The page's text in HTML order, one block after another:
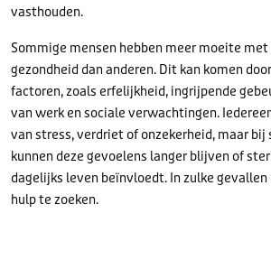
vasthouden.
Sommige mensen hebben meer moeite
gezondheid dan anderen. Dit kan komen
factoren, zoals erfelijkheid, ingrijpende
van werk en sociale verwachtingen.
van stress, verdriet of onzekerheid, maar bij
kunnen deze gevoelens langer blijven of
dagelijks leven beïnvloedt. In zulke
hulp te zoeken.